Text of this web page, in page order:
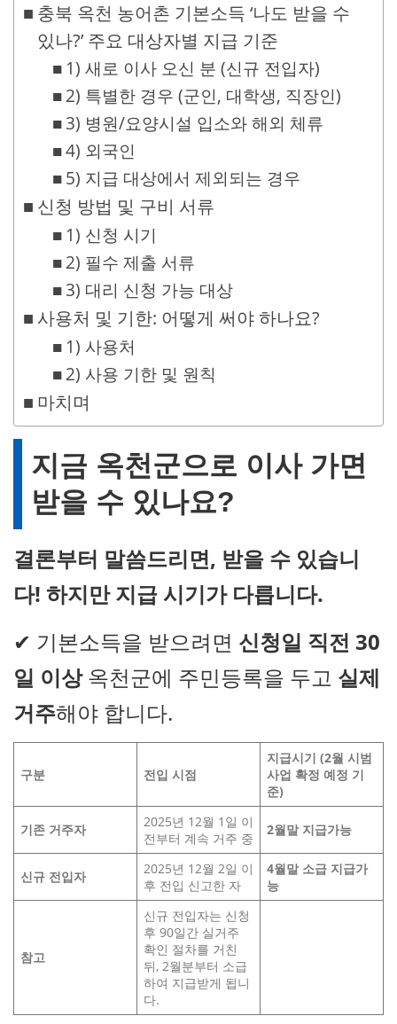
충북 옥천 농어촌 기본소득 ‘나도 받을 수
있나?’ 주요 대상자별 지급 기준
1) 새로 이사 오신 분 (신규 전입자)
2) 특별한 경우 (군인, 대학생, 직장인)
3) 병원/요양시설 입소와 해외 체류
4) 외국인
5) 지급 대상에서 제외되는 경우
신청 방법 및 구비 서류
1) 신청 시기
2) 필수 제출 서류
3) 대리 신청 가능 대상
사용처 및 기한: 어떻게 써야 하나요?
1) 사용처
2) 사용 기한 및 원칙
마치며
지금 옥천군으로 이사 가면
받을 수 있나요?
결론부터 말씀드리면, 받을 수 있습니
다! 하지만 지급 시기가 다릅니다.
✔ 기본소득을 받으려면 신청일 직전 30
일 이상옥천군에 주민등록을 두고 실제
거주해야 합니다.
구분 전입 시점
지급시기 (2월 시범
사업 확정 예정 기
준)
기존 거주자
2025년 12월 1일 이
전부터 계속 거주 중
2월말 지급가능
신규 전입자
2025년 12월 2일 이
후 전입 신고한 자
4월말 소급 지급가
능
참고
신규 전입자는 신청
후 90일간 실거주
확인 절차를 거친
뒤, 2월분부터 소급
하여 지급받게 됩니
다.